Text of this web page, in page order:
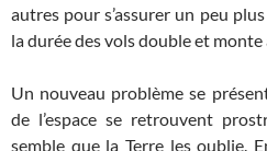
autres pour s’assurer un peu
la durée des vols double et monte
Un nouveau problème se
de l’espace se retrouvent
semble que la Terre les oublie.